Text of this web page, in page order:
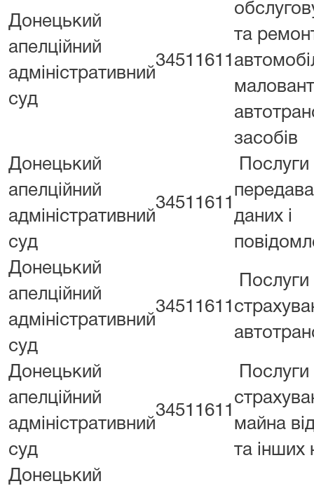
Донецький
апелційний
адміністративний
суд
34511611
та
засобів
Донецький
апелційний
адміністративний
суд
34511611
даних і
Донецький
апелційний
адміністративний
суд
34511611
Донецький
апелційний
адміністративний
суд
34511611
майна
та інших
Донецький